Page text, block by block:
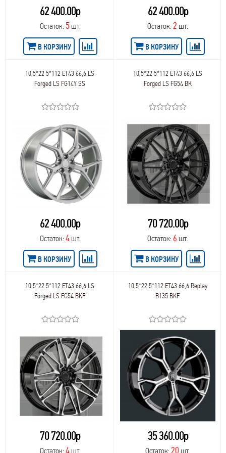
109,5
109
120
127
141
485
87,1
89,1
92,3
95,3
98,6
98,0
98,1
98
98,5
106,1
106,2
108,4
108,3
108,1
108,6
109,8
109,7
109,0
110,2
NW Replica BMW
NW Replica Ford
NW Replica Hyundai
NW Replica Kia
NW Replica Land Rover
NW Replica Mitsubishi
NW Replica Nissan
NW Replica Skoda
NW Replica Suzuki
NW Replica Toyota
NW Replica Volvo
NW Replica VW
NZ
OZ
OZ Racing
PDW
PremiumSeries
Race Ready Technology
Remain
REPLAY
Replay Replica BMW
Replay Replica Cadillac
Replay Replica Chevrolet
Replay Replica Chrysler
Replay Replica Citroen
Replay Replica Dongfeng
Replay Replica FAW
Replay Replica Fiat
Replay Replica Ford
Replay Replica Geely
Replay Replica Haval
Replay Replica Honda
Replay Replica Infiniti
Replay Replica Jaguar
62 400.00р
Остаток: 5 шт.
В КОРЗИНУ
62 400.00р
Остаток:2 шт.
В КОРЗИНУ
10,5*22 5*112 ET43 66,6 LS
Forged LS FG14Y SS
62 400.00р
Остаток: 4шт.
В КОРЗИНУ
10,5*22 5*112 ET43 66,6 LS
Forged LS FG54 BK
70 720.00р
Остаток: 6 шт.
В КОРЗИНУ
10,5*22 5*112 ET43 66,6 LS
Forged LS FG54 BKF
70 720.00р
Остаток: 4шт.
10,5*22 5*112 ET43 66,6 Replay
B135 BKF
35 360.00р
Остаток:20 шт.